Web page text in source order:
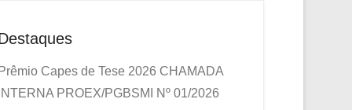
Prêmio Capes de Tese 2026 CHAMADA
INTERNA PROEX/PGBSMI Nº 01/2026